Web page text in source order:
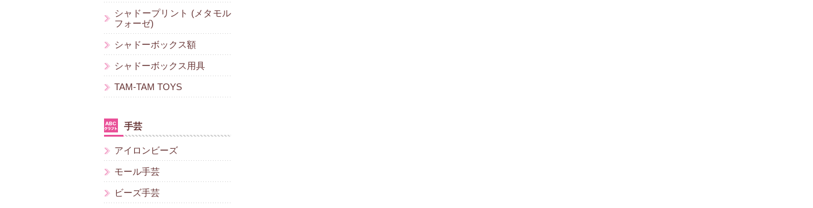
シャドープリント (メタモル
フォーゼ)
シャドーボックス額
シャドーボックス用具
TAM-TAM TOYS
手芸
アイロンビーズ
モール手芸
ビーズ手芸